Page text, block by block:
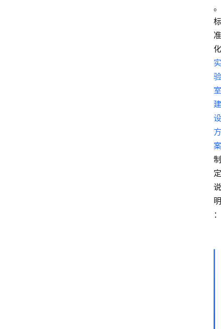
。
标
准
化
实
验
室
建
设
方
案
制
定
说
明
：